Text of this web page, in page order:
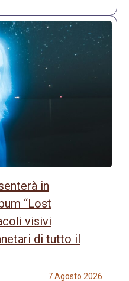
in
“Lost
visivi
di tutto il
7 Agosto 2026